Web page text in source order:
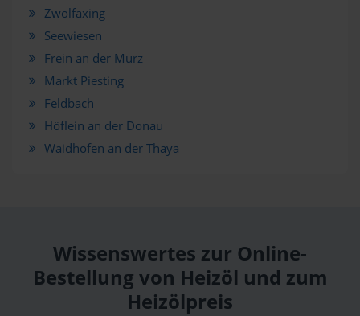
Zwölfaxing
Seewiesen
Frein an der Mürz
Markt Piesting
Feldbach
Höflein an der Donau
Waidhofen an der Thaya
Wissenswertes zur Online-
Bestellung von Heizöl und zum
Heizölpreis